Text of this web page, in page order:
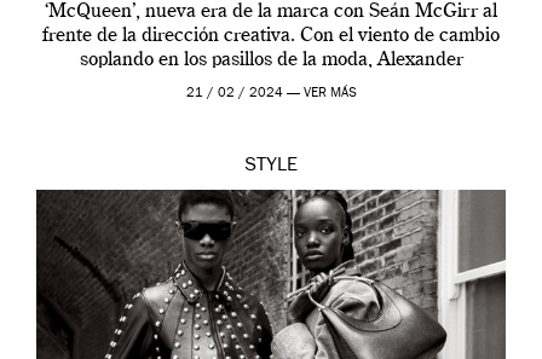
‘McQueen’, nueva era de la marca con Seán McGirr al
frente de la dirección creativa. Con el viento de cambio
soplando en los pasillos de la moda, Alexander
McQueen se prepara para una […]
21 / 02 / 2024 — VER MÁS
STYLE